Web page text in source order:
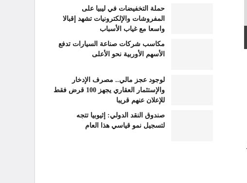
حملة التخفيضات في ليبيا على
المفروشات والإلكترونيات تشهد إقبالا
واسعا مع غياب الأسباب
مكاسب شركات صناعة السيارات تدفع
الأسهم الأوربية نحو الأعلى
لوجود عجز مالي.. مصرف الإدخار
والإستثمار العقاري يجهز 100 قرض فقط
للإعلان عنهم قريبا
صندوق النقد الدولي: إثيوبيا تتجه
لتسجيل نمو قياسي هذا العام